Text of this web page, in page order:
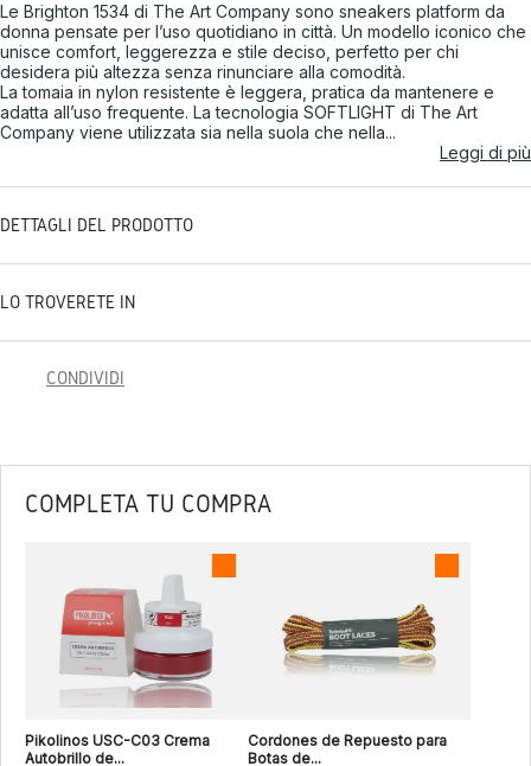
Le Brighton 1534 di The Art Company sono sneakers platform da
donna pensate per l’uso quotidiano in città. Un modello iconico che
unisce comfort, leggerezza e stile deciso, perfetto per chi
desidera più altezza senza rinunciare alla comodità.
La tomaia in nylon resistente è leggera, pratica da mantenere e
adatta all’uso frequente. La tecnologia SOFTLIGHT di The Art
Company viene utilizzata sia nella suola che nella...
Leggi di più
DETTAGLI DEL PRODOTTO
LO TROVERETE IN
CONDIVIDI
COMPLETA TU COMPRA
Pikolinos USC-C03 Crema
Autobrillo de...
Cordones de Repuesto para
Botas de...